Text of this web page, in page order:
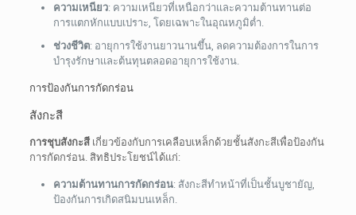
ความเหนียว: ความเหนียวที่เหนือกว่าและความต้านทานต่อ
การแตกหักแบบเปราะ, โดยเฉพาะในอุณหภูมิต่ำ.
ช่วงชีวิต: อายุการใช้งานยาวนานขึ้น, ลดความต้องการในการ
บำรุงรักษาและต้นทุนตลอดอายุการใช้งาน.
การป้องกันการกัดกร่อน
สังกะสี
การชุบสังกะสีเกี่ยวข้องกับการเคลือบเหล็กด้วยชั้นสังกะสีเพื่อป้องกัน
การกัดกร่อน. สิทธิประโยชน์ได้แก่:
ความต้านทานการกัดกร่อน: สังกะสีทำหน้าที่เป็นชั้นบูชายัญ,
ป้องกันการเกิดสนิมบนเหล็ก.